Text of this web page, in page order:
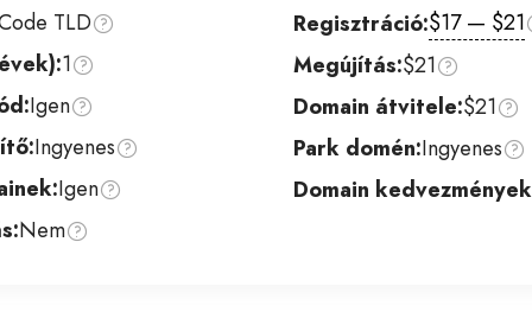
TLD
1
Igen
Ingyenes
Igen
Nem
Regisztráció:$17 — $21
Megújítás:$21
Domain átvitele:$21
Park domén:Ingyenes
Domain